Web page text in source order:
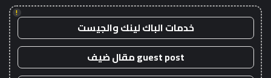
!
خدمات الباك لينك والجيست
guest post مقال ضيف